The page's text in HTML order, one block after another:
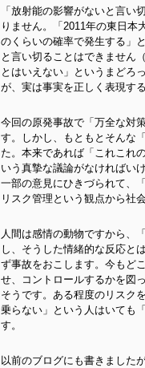
「放射能の影響がないと言
りません。「2011年の東日本
のくらいの確率で発生する」
と言い切ることはできません
とはいえない」というまどろ
が、実は事実を正しく表現す
今回の原発事故で「万全な対
す。しかし、もともとそんな
た。本来であれば「これこれ
いう真摯な議論がなければい
一部の意見にひきづられて、
リスク管理という観点から社
人間は感情の動物ですから、
し、そうした情緒的な反応と
ず事故をおこします。今もど
せ、コントロールするかを図
そうです。ある程度のリスク
乗らない」という人はいても
す。
以前のブログにも書きました